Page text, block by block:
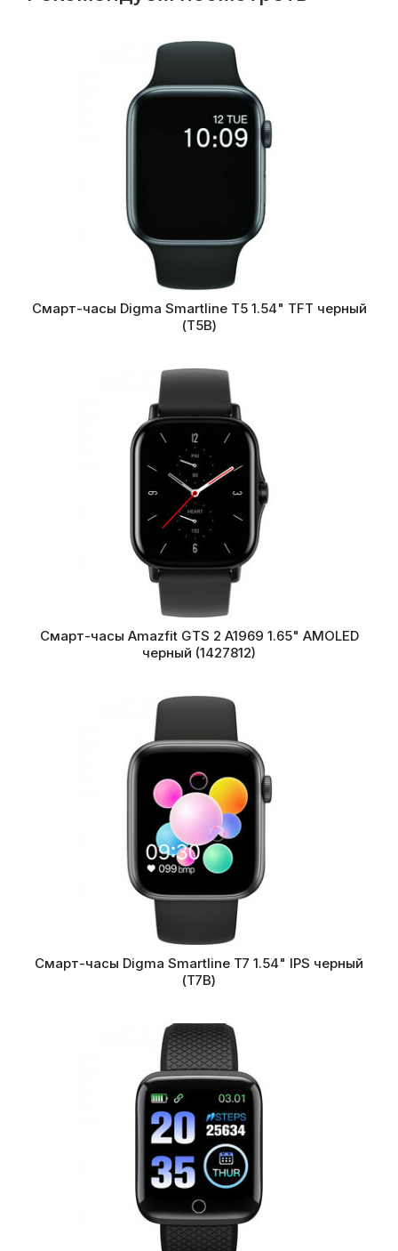
Смарт-часы Digma Smartline T5 1.54" TFT черный
(T5B)
Смарт-часы Amazfit GTS 2 A1969 1.65" AMOLED
черный (1427812)
Смарт-часы Digma Smartline T7 1.54" IPS черный
(T7B)